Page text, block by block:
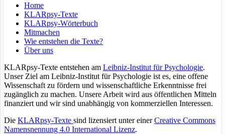
Home
KLARpsy-Texte
KLARpsy-Wörterbuch
Mitmachen
Wie entstehen die Texte?
Über uns
KLARpsy-Texte entstehen am Leibniz-Institut für Psychologie.
Unser Ziel am Leibniz-Institut für Psychologie ist es, eine offene
Wissenschaft zu fördern und wissenschaftliche Erkenntnisse frei
zugänglich zu machen. Unsere Arbeit wird aus öffentlichen Mitteln
finanziert und wir sind unabhängig von kommerziellen Interessen.
Die KLARpsy-Texte sind lizensiert unter einerCreative Commons
Namensnennung 4.0 International Lizenz.